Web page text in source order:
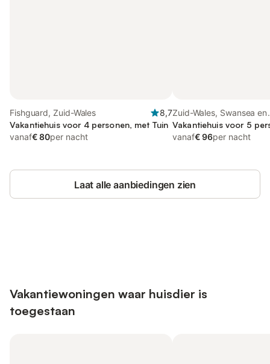
Fishguard, Zuid-Wales
8,7
Vakantiehuis voor 4 personen, met Tuin
vanaf€ 80per nacht
Zuid-Wales, Swansea en
omgeving
Vakantiehuis voor 5
vanaf€ 96per nacht
Laat alle aanbiedingen zien
Vakantiewoningen waar huisdier is
toegestaan